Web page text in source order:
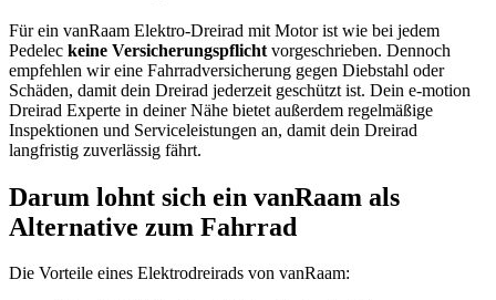
Für ein vanRaam Elektro-Dreirad mit Motor ist wie bei jedem
Pedelec keine Versicherungspflicht vorgeschrieben. Dennoch
empfehlen wir eine Fahrradversicherung gegen Diebstahl oder
Schäden, damit dein Dreirad jederzeit geschützt ist. Dein e-motion
Dreirad Experte in deiner Nähe bietet außerdem regelmäßige
Inspektionen und Serviceleistungen an, damit dein Dreirad
langfristig zuverlässig fährt.
Darum lohnt sich ein vanRaam als
Alternative zum Fahrrad
Die Vorteile eines Elektrodreirads von vanRaam: